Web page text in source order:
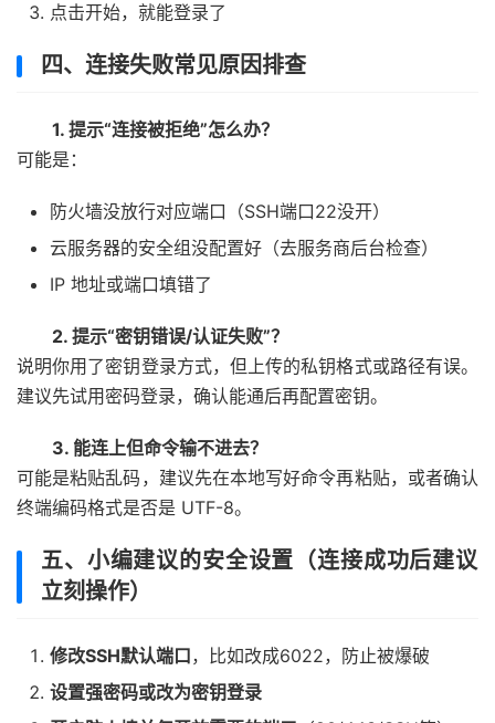
点击开始，就能登录了
四、连接失败常见原因排查
1. 提示“连接被拒绝”怎么办？
可能是：
防火墙没放行对应端口（SSH端口22没开）
云服务器的安全组没配置好（去服务商后台检查）
IP 地址或端口填错了
2. 提示“密钥错误/认证失败”？
说明你用了密钥登录方式，但上传的私钥格式或路径有误。
建议先试用密码登录，确认能通后再配置密钥。
3. 能连上但命令输不进去？
可能是粘贴乱码，建议先在本地写好命令再粘贴，或者确认
终端编码格式是否是 UTF-8。
五、小编建议的安全设置（连接成功后建议
立刻操作）
修改SSH默认端口，比如改成6022，防止被爆破
设置强密码或改为密钥登录